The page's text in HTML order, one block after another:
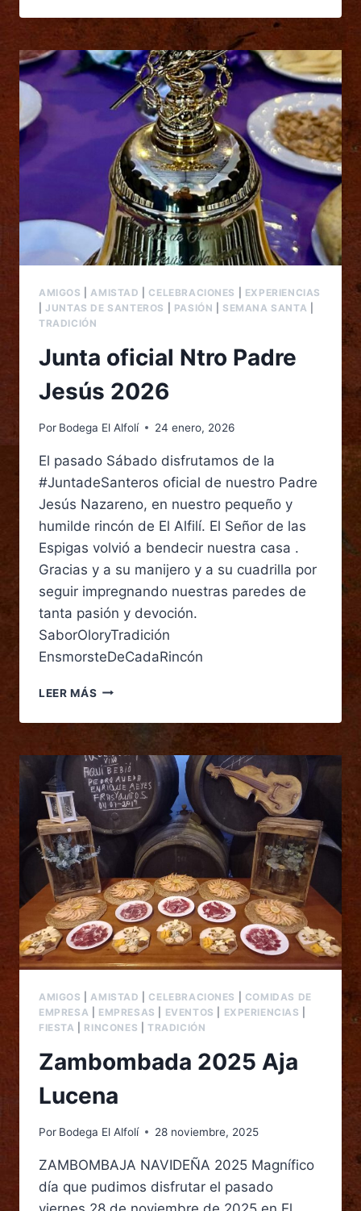
AMIGOS |AMISTAD CELEBRACIONES
EXPERIENCIAS
|JUNTAS DE SANTEROS PASIÓN SEMANA SANTA
TRADICIÓN
Junta oficial Ntro Padre
Jesús 2026
Por Bodega El Alfolí 24 enero, 2026
El pasado Sábado disfrutamos de la
#JuntadeSanteros oficial de nuestro Padre
Jesús Nazareno, en nuestro pequeño y
humilde rincón de El Alfilí. El Señor de las
Espigas volvió a bendecir nuestra casa .
Gracias y a su manijero y a su cuadrilla por
seguir impregnando nuestras paredes de
tanta pasión y devoción.
SaborOloryTradición
EnsmorsteDeCadaRincón
LEER MÁS
AMIGOS |AMISTAD CELEBRACIONES
COMIDAS DE
EMPRESA
EMPRESAS EVENTOS EXPERIENCIAS
FIESTA
RINCONES TRADICIÓN
Zambombada 2025 Aja
Lucena
Por Bodega El Alfolí 28 noviembre, 2025
ZAMBOMBAJA NAVIDEÑA 2025 Magnífico
día que pudimos disfrutar el pasado